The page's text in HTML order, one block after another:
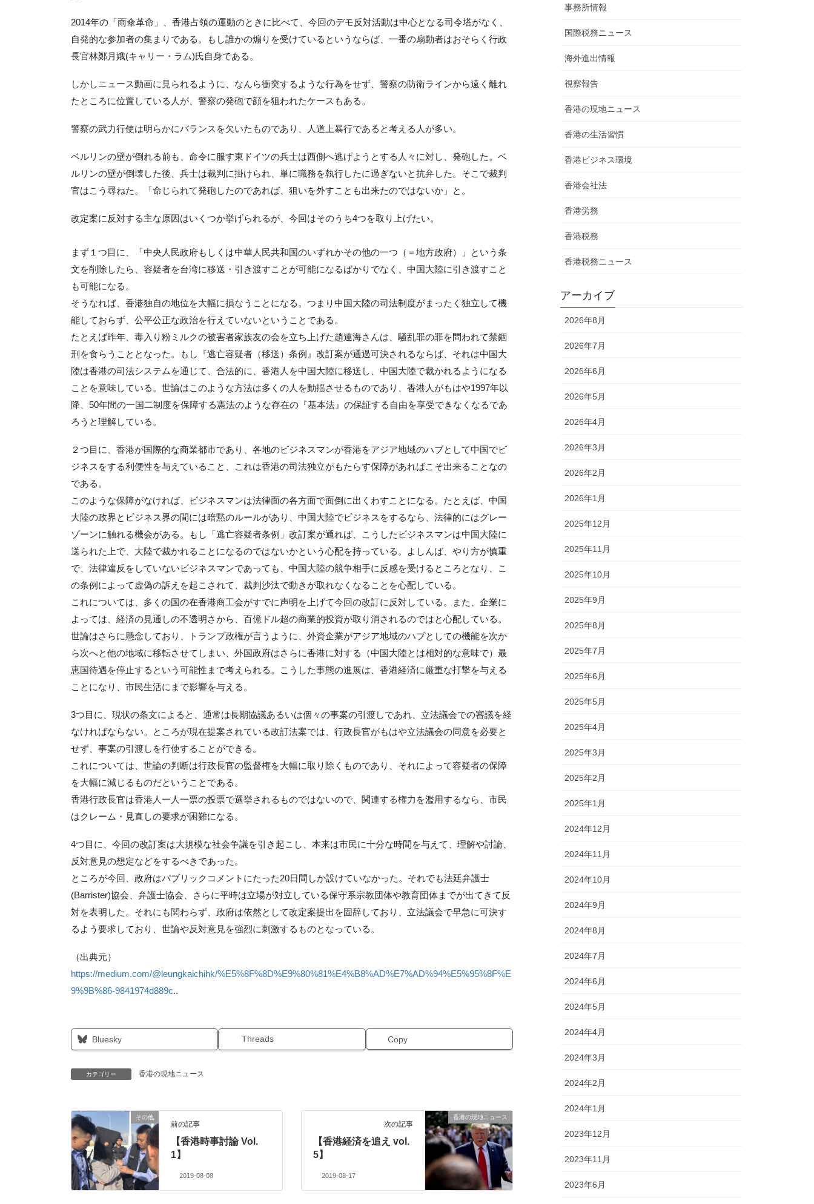
2014年の「雨傘革命」、香港占領の運動のときに比べて、今回のデモ反対活動は中心となる司令塔がなく、
自発的な参加者の集まりである。もし誰かの煽りを受けているというならば、一番の扇動者はおそらく行政
長官林鄭月娥(キャリー・ラム)氏自身である。‎
しかしニュース動画に見られるように、なんら衝突するような行為をせず、警察の防衛ラインから遠く離れ
たところに位置している人が、警察の発砲で顔を狙われたケースもある。
警察の武力行使は明らかにバランスを欠いたものであり、人道上暴行であると考える人が多い。
ベルリンの壁が倒れる前も、命令に服す東ドイツの兵士は西側へ逃げようとする人々に対し、発砲した。ベ
ルリンの壁が倒壊した後、兵士は裁判に掛けられ、単に職務を執行したに過ぎないと抗弁した。そこで裁判
官はこう尋ねた。「命じられて発砲したのであれば、狙いを外すことも出来たのではないか」と。
改定案に反対する主な原因はいくつか挙げられるが、今回はそのうち4つを取り上げたい。
まず１つ目に、「中央人民政府もしくは中華人民共和国のいずれかその他の一つ（＝地方政府）」という条
文を削除したら、容疑者を台湾に移送・引き渡すことが可能になるばかりでなく、中国大陸に引き渡すこと
も可能になる。
そうなれば、香港独自の地位を大幅に損なうことになる。つまり中国大陸の司法制度がまったく独立して機
能しておらず、公平公正な政治を行えていないということである。
たとえば昨年、毒入り粉ミルクの被害者家族友の会を立ち上げた趙連海さんは、騒乱罪の罪を問われて禁錮
刑を食らうこととなった。もし『逃亡容疑者（移送）条例』改訂案が通過可決されるならば、それは中国大
陸は香港の司法システムを通じて、合法的に、香港人を中国大陸に移送し、中国大陸で裁かれるようになる
ことを意味している。世論はこのような方法は多くの人を動揺させるものであり、香港人がもはや1997年以
降、50年間の一国二制度を保障する憲法のような存在の『基本法』の保証する自由を享受できなくなるであ
ろうと理解している。
２つ目に、香港が国際的な商業都市であり、各地のビジネスマンが香港をアジア地域のハブとして中国でビ
ジネスをする利便性を与えていること、これは香港の司法独立がもたらす保障があればこそ出来ることなの
である。
このような保障がなければ、ビジネスマンは法律面の各方面で面倒に出くわすことになる。たとえば、中国
大陸の政界とビジネス界の間には暗黙のルールがあり、中国大陸でビジネスをするなら、法律的にはグレー
ゾーンに触れる機会がある。もし「逃亡容疑者条例」改訂案が通れば、こうしたビジネスマンは中国大陸に
送られた上で、大陸で裁かれることになるのではないかという心配を持っている。よしんば、やり方が慎重
で、法律違反をしていないビジネスマンであっても、中国大陸の競争相手に反感を受けるところとなり、こ
の条例によって虚偽の訴えを起こされて、裁判沙汰で動きが取れなくなることを心配している。
これについては、多くの国の在香港商工会がすでに声明を上げて今回の改訂に反対している。また、企業に
よっては、経済の見通しの不透明さから、百億ドル超の商業的投資が取り消されるのではと心配している。
世論はさらに懸念しており、トランプ政権が言うように、外資企業がアジア地域のハブとしての機能を次か
ら次へと他の地域に移転させてしまい、外国政府はさらに香港に対する（中国大陸とは相対的な意味で）最
恵国待遇を停止するという可能性まで考えられる。こうした事態の進展は、香港経済に厳重な打撃を与える
ことになり、市民生活にまで影響を与える。
3つ目に、現状の条文によると、通常は長期協議あるいは個々の事案の引渡しであれ、立法議会での審議を経
なければならない。ところが現在提案されている改訂法案では、行政長官がもはや立法議会の同意を必要と
せず、事案の引渡しを行使することができる。
これについては、世論の判断は行政長官の監督権を大幅に取り除くものであり、それによって容疑者の保障
を大幅に減じるものだということである。
香港行政長官は香港人一人一票の投票で選挙されるものではないので、関連する権力を濫用するなら、市民
はクレーム・見直しの要求が困難になる。
4つ目に、今回の改訂案は大規模な社会争議を引き起こし、本来は市民に十分な時間を与えて、理解や討論、
反対意見の想定などをするべきであった。
ところが今回、政府はパブリックコメントにたった20日間しか設けていなかった。それでも法廷弁護士
(Barrister)協会、弁護士協会、さらに平時は立場が対立している保守系宗教団体や教育団体までが出てきて反
対を表明した。それにも関わらず、政府は依然として改定案提出を固辞しており、立法議会で早急に可決す
るよう要求しており、世論や反対意見を強烈に刺激するものとなっている。
（出典元）
https://medium.com/@leungkaichihk/%E5%8F%8D%E9%80%81%E4%B8%AD%E7%AD%94%E5%95%8F%E
9%9B%86-9841974d889c..
Bluesky Threads Copy
カテゴリー 香港の現地ニュース
その他
前の記事
【香港時事討論 Vol.
1】
2019-08-08
香港の現地ニュース
次の記事
【香港経済を追え vol.
5】
2019-08-17
事務所情報
国際税務ニュース
海外進出情報
視察報告
香港の現地ニュース
香港の生活習慣
香港ビジネス環境
香港会社法
香港労務
香港税務
香港税務ニュース
アーカイブ
2026年8月
2026年7月
2026年6月
2026年5月
2026年4月
2026年3月
2026年2月
2026年1月
2025年12月
2025年11月
2025年10月
2025年9月
2025年8月
2025年7月
2025年6月
2025年5月
2025年4月
2025年3月
2025年2月
2025年1月
2024年12月
2024年11月
2024年10月
2024年9月
2024年8月
2024年7月
2024年6月
2024年5月
2024年4月
2024年3月
2024年2月
2024年1月
2023年12月
2023年11月
2023年6月